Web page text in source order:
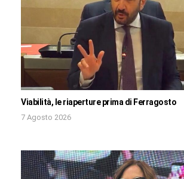
Viabilità, le riaperture prima di Ferragosto
7 Agosto 2026